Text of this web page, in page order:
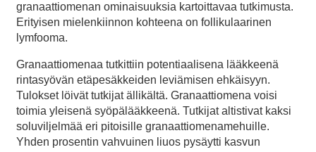
granaattiomenan ominaisuuksia kartoittavaa tutkimusta.
Erityisen mielenkiinnon kohteena on follikulaarinen
lymfooma.
Granaattiomenaa tutkittiin potentiaalisena lääkkeenä
rintasyövän etäpesäkkeiden leviämisen ehkäisyyn.
Tulokset löivät tutkijat ällikältä. Granaattiomena voisi
toimia yleisenä syöpälääkkeenä. Tutkijat altistivat kaksi
soluviljelmää eri pitoisille granaattiomenamehuille.
Yhden prosentin vahvuinen liuos pysäytti kasvun